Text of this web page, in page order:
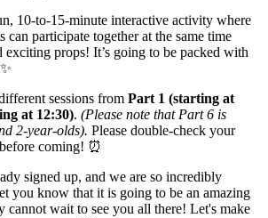
10-to-15-minute interactive activity where
can participate together at the same time
props! It’s going to be packed with
sessions from Part 1 (starting at
at 12:30). (Please note that Part 6 is
2-year-olds). Please double-check your
coming! ⏰
signed up, and we are so incredibly
you know that it is going to be an amazing
cannot wait to see you all there! Let's make